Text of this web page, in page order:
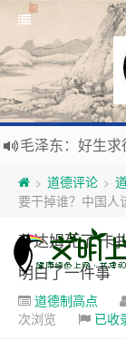
> 道德评论 >
要干掉谁？中国人
萨达姆死了 卡
明白了一件事
道德制高点
次浏览
已收